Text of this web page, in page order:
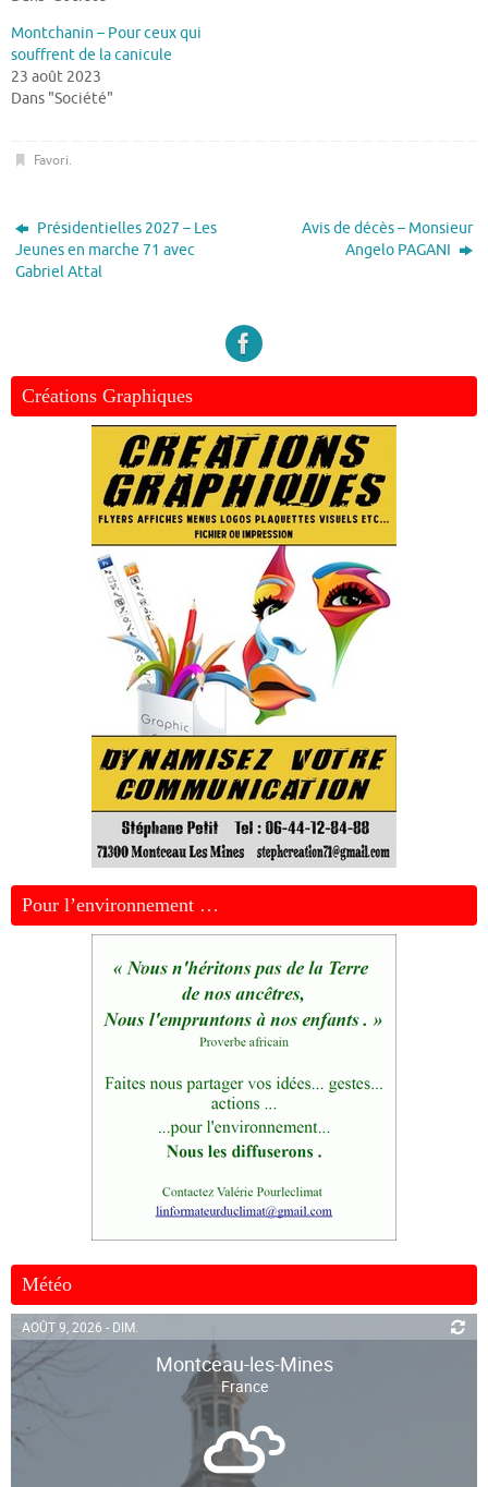
Montchanin – Pour ceux qui
souffrent de la canicule
23 août 2023
Dans "Société"
Favori.
Présidentielles 2027 – Les
Jeunes en marche 71 avec
Gabriel Attal
Avis de décès – Monsieur
Angelo PAGANI
Créations Graphiques
Pour l’environnement …
Météo
AOÛT 9, 2026 - DIM.
Montceau-les-Mines
France